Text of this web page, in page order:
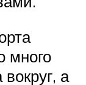
много
а